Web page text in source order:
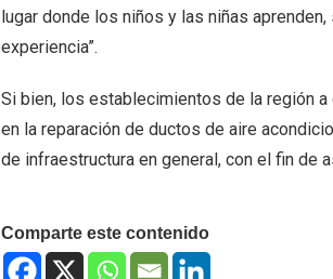
lugar donde los niños y las niñas
experiencia”.
Si bien, los establecimientos de la región
en la reparación de ductos de aire
de infraestructura en general, con el fin de
Comparte este contenido